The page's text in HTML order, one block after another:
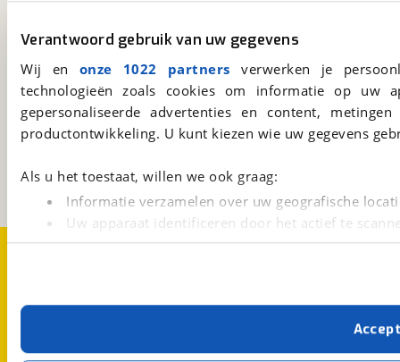
Verantwoord gebruik van uw gegevens
Wij en onze 1022 partners verwerken je
technologieën zoals cookies om informatie op
gepersonaliseerde advertenties en content,
productontwikkeling. U kunt kiezen wie uw gegevens
Als u het toestaat, willen we ook graag:
Informatie verzamelen over uw geografische
Uw apparaat identificeren door het actief te
Lees meer over hoe uw persoonlijke gegevens worden
Met cookies en vergelijkbare technieken zorgen we
cookies zorgen ervoor dat de website goed werkt.
verbeteren. We tonen je graag relevante advertenties
viaBOVAG.nl
Kosterijland 15
Een initiatief van
Download 'm nu.
Over viaBOVAG.nlDisclaimer- en Privacyverklaring